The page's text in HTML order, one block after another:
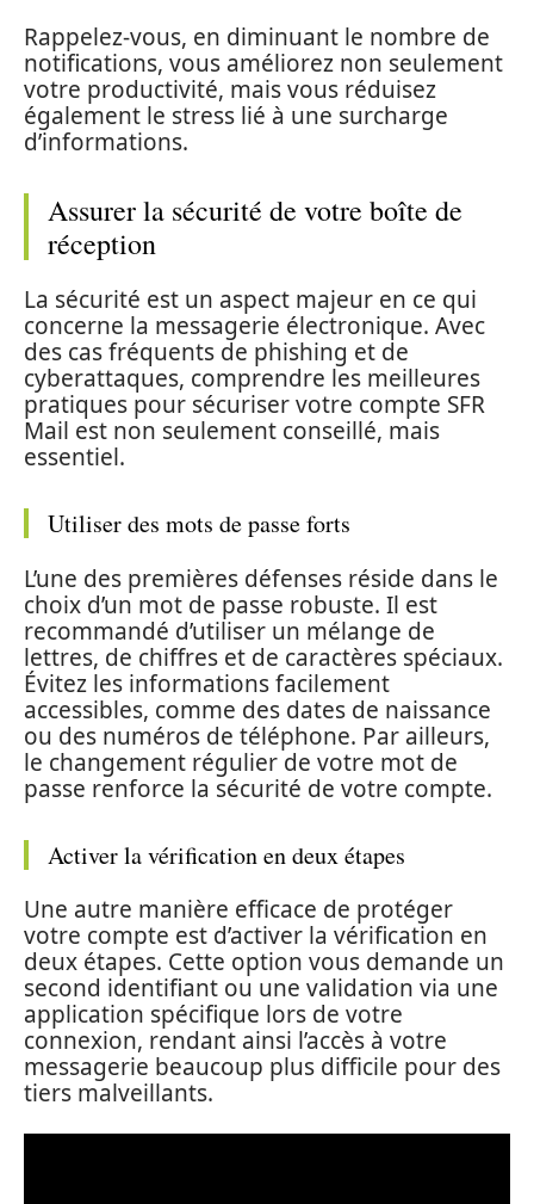
Rappelez-vous, en diminuant le nombre de
notifications, vous améliorez non seulement
votre productivité, mais vous réduisez
également le stress lié à une surcharge
d’informations.
Assurer la sécurité de votre boîte de
réception
La sécurité est un aspect majeur en ce qui
concerne la messagerie électronique. Avec
des cas fréquents de phishing et de
cyberattaques, comprendre les meilleures
pratiques pour sécuriser votre compte SFR
Mail est non seulement conseillé, mais
essentiel.
Utiliser des mots de passe forts
L’une des premières défenses réside dans le
choix d’un mot de passe robuste. Il est
recommandé d’utiliser un mélange de
lettres, de chiffres et de caractères spéciaux.
Évitez les informations facilement
accessibles, comme des dates de naissance
ou des numéros de téléphone. Par ailleurs,
le changement régulier de votre mot de
passe renforce la sécurité de votre compte.
Activer la vérification en deux étapes
Une autre manière efficace de protéger
votre compte est d’activer la vérification en
deux étapes. Cette option vous demande un
second identifiant ou une validation via une
application spécifique lors de votre
connexion, rendant ainsi l’accès à votre
messagerie beaucoup plus difficile pour des
tiers malveillants.